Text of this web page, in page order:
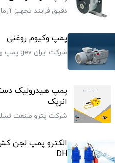
دقیق فرایند تجهیز
پمپ وکیوم روغنی
شرکت ایران gev پمپ وکیوم روغنی
انرپک
شرکت پترو صنعت
الکترو پمپ لجن
DH